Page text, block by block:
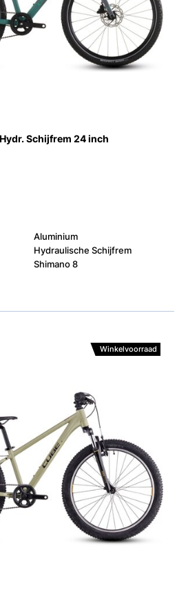
Schijfrem 24 inch
Aluminium
Hydraulische Schijfrem
Shimano 8
Winkelvoorraad